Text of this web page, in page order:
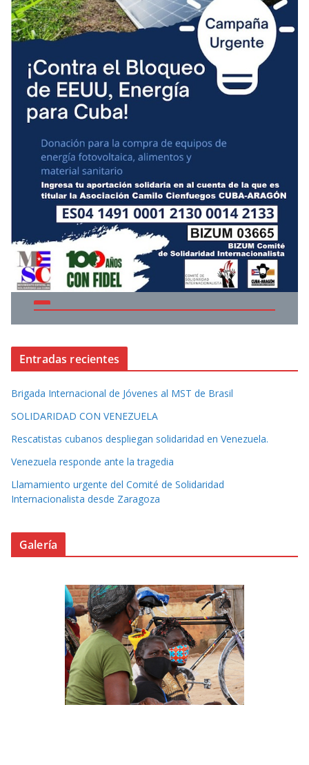
Entradas recientes
Brigada Internacional de Jóvenes al MST de Brasil
SOLIDARIDAD CON VENEZUELA
Rescatistas cubanos despliegan solidaridad en Venezuela.
Venezuela responde ante la tragedia
Llamamiento urgente del Comité de Solidaridad
Internacionalista desde Zaragoza
Galería